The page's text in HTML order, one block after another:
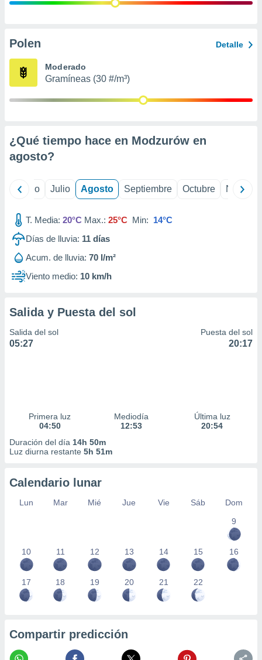
e
publicidad
Polen Detalle
Moderado
Gramíneas (30 #/m³)
¿Qué tiempo hace en Modzurów en
agosto?
Junio Julio Agosto Septiembre Octubre
T. Media: 20°C Max.: 25°C Min: 14°C
Días de lluvia: 11 días
Acum. de lluvia: 70 l/m²
Viento medio: 10 km/h
Salida y Puesta del sol
Salida del sol
05:27
Puesta del sol
20:17
Primera luz
04:50
Mediodía
12:53
Última luz
20:54
Duración del día 14h 50m
Luz diurna restante 5h 51m
Calendario lunar
Lun Mar Mié Jue Vie Sáb
Dom
9
10 11 12 13 14 15 16
17 18 19 20 21 22
Compartir predicción